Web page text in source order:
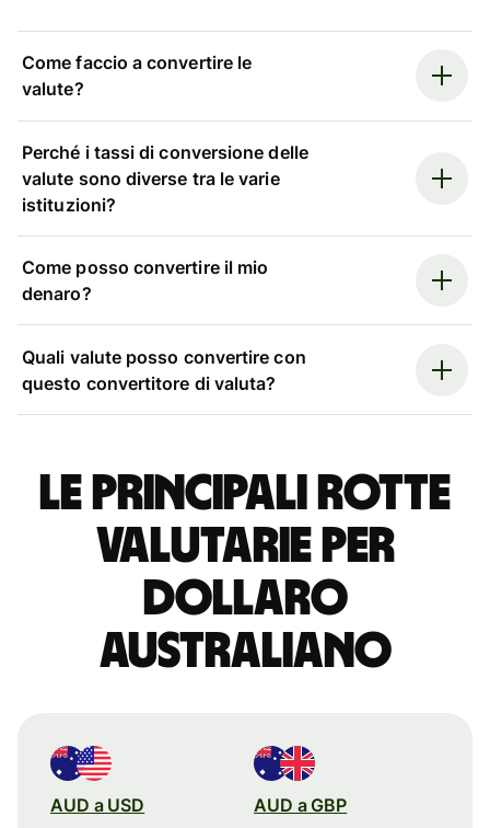
Come faccio a convertire le
valute?
Perché i tassi di conversione delle
valute sono diverse tra le varie
istituzioni?
Come posso convertire il mio
denaro?
Quali valute posso convertire con
questo convertitore di valuta?
Le principali rotte
valutarie per
dollaro
australiano
AUD a USD AUD a GBP